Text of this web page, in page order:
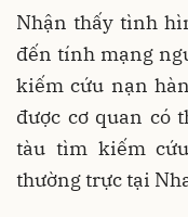
Nhận thấy tình
đến tính mạng
kiếm cứu nạn
được cơ quan có
tàu tìm kiếm
thường trực tại